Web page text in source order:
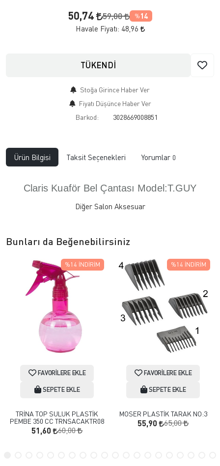
50,74 59,00 % 14
Havale Fiyatı: 48,96
TÜKENDİ
Stoğa Girince Haber Ver
Fiyatı Düşünce Haber Ver
Barkod:
3028669008851
Ürün Bilgisi Taksit Seçenekleri Yorumlar 0
Claris Kuaför Bel Çantası Model:T.GUY
Diğer Salon Aksesuar
Bunları da Beğenebilirsiniz
FAVORILERE EKLE
SEPETE EKLE
TRİNA TOP SULUK PLASTİK
PEMBE 350 CC TRNSACAKTR08
51,60 60,00
%14 İNDIRIM
FAVORILERE EKLE
SEPETE EKLE
MOSER PLASTİK TARAK NO:3
55,90 65,00
%14 İNDIRIM